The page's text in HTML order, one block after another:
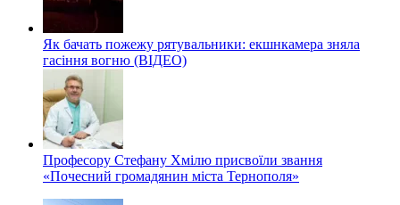
Як бачать пожежу рятувальники: екшнкамера зняла
гасіння вогню (ВІДЕО)
Професору Стефану Хмілю присвоїли звання
«Почесний громадянин міста Тернополя»